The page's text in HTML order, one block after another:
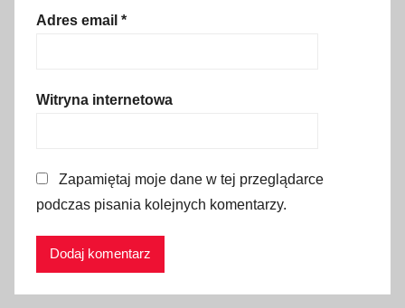
l
i
a
y
,
Adres email *
Witryna internetowa
Zapamiętaj moje dane w tej przeglądarce
podczas pisania kolejnych komentarzy.